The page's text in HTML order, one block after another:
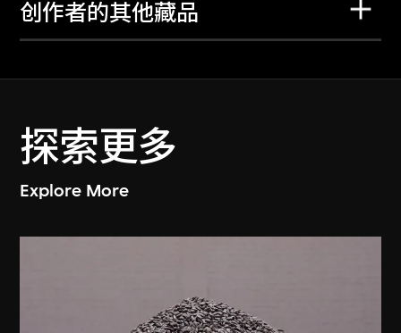
创作者的其他藏品
探索更多
Explore More